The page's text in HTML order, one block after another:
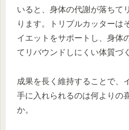
いると、身体の代謝が落ちて
ります。トリプルカッターは
イエットをサポートし、身体
てリバウンドしにくい体質づ
成果を長く維持することで、
手に入れられるのは何よりの
か。